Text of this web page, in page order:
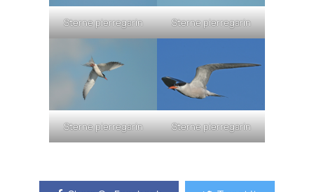
Sterne pierregarin Sterne pierregarin
Sterne pierregarin Sterne pierregarin